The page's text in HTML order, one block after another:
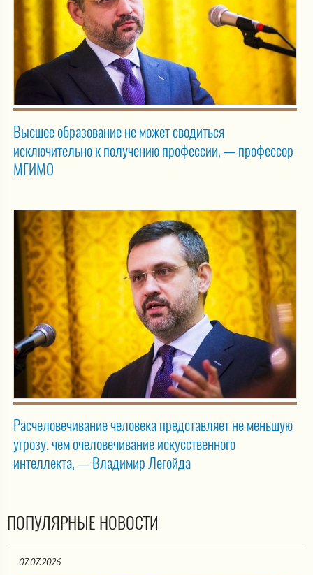
Высшее образование не может сводиться
исключительно к получению профессии, — профессор
МГИМО
Расчеловечивание человека представляет не меньшую
угрозу, чем очеловечивание искусственного
интеллекта, — Владимир Легойда
ПОПУЛЯРНЫЕ НОВОСТИ
07.07.2026